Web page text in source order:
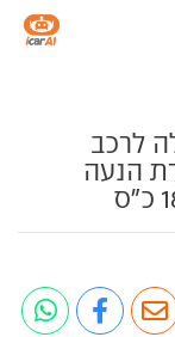
לרכב
הנעה